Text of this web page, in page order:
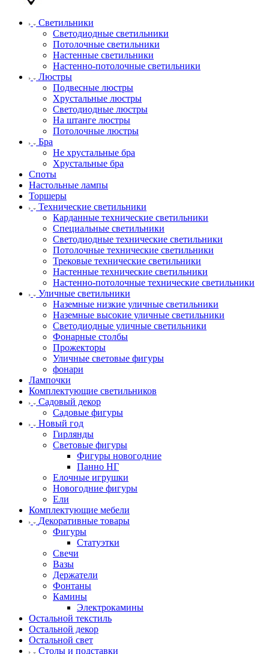
Светильники
Светодиодные светильники
Потолочные светильники
Настенные светильники
Настенно-потолочные светильники
Люстры
Подвесные люстры
Хрустальные люстры
Светодиодные люстры
На штанге люстры
Потолочные люстры
Бра
Не хрустальные бра
Хрустальные бра
Споты
Настольные лампы
Торшеры
Технические светильники
Карданные технические светильники
Специальные светильники
Светодиодные технические светильники
Потолочные технические светильники
Трековые технические светильники
Настенные технические светильники
Настенно-потолочные технические светильники
Уличные светильники
Наземные низкие уличные светильники
Наземные высокие уличные светильники
Светодиодные уличные светильники
Фонарные столбы
Прожекторы
Уличные световые фигуры
фонари
Лампочки
Комплектующие светильников
Садовый декор
Садовые фигуры
Новый год
Гирлянды
Световые фигуры
Фигуры новогодние
Панно НГ
Елочные игрушки
Новогодние фигуры
Ели
Комплектующие мебели
Декоративные товары
Фигуры
Статуэтки
Свечи
Вазы
Держатели
Фонтаны
Камины
Электрокамины
Остальной текстиль
Остальной декор
Остальной свет
Столы и подставки